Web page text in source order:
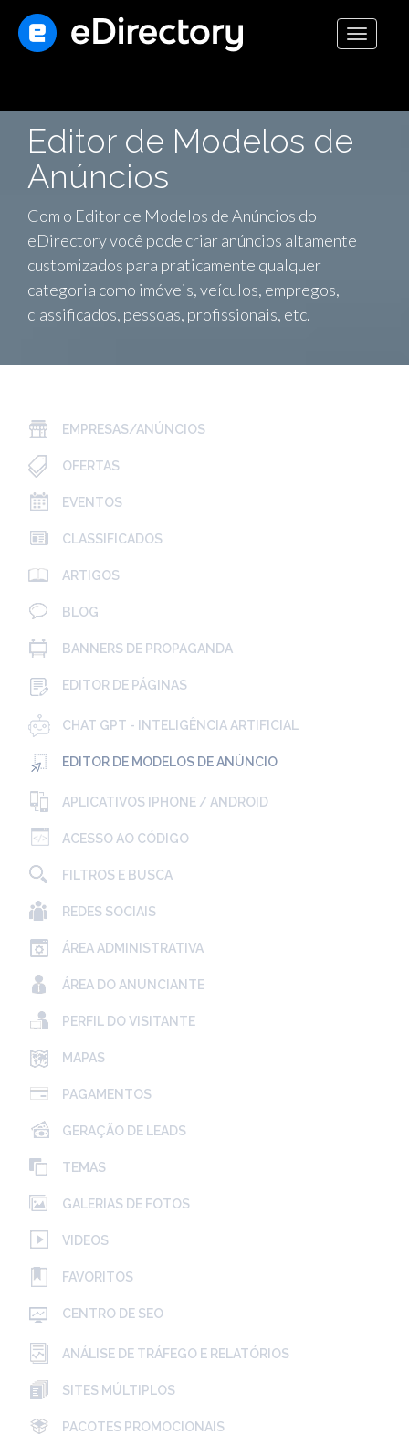
Toggle
Editor de Modelos de
Anúncios
Com o Editor de Modelos de Anúncios do
eDirectory você pode criar anúncios altamente
customizados para praticamente qualquer
categoria como imóveis, veículos, empregos,
classificados, pessoas, profissionais, etc.
EMPRESAS/ANÚNCIOS
OFERTAS
EVENTOS
CLASSIFICADOS
ARTIGOS
BLOG
BANNERS DE PROPAGANDA
EDITOR DE PÁGINAS
CHAT GPT - INTELIGÊNCIA ARTIFICIAL
EDITOR DE MODELOS DE ANÚNCIO
APLICATIVOS IPHONE / ANDROID
ACESSO AO CÓDIGO
FILTROS E BUSCA
REDES SOCIAIS
ÁREA ADMINISTRATIVA
ÁREA DO ANUNCIANTE
PERFIL DO VISITANTE
MAPAS
PAGAMENTOS
GERAÇÃO DE LEADS
TEMAS
GALERIAS DE FOTOS
VIDEOS
FAVORITOS
CENTRO DE SEO
ANÁLISE DE TRÁFEGO E RELATÓRIOS
SITES MÚLTIPLOS
PACOTES PROMOCIONAIS